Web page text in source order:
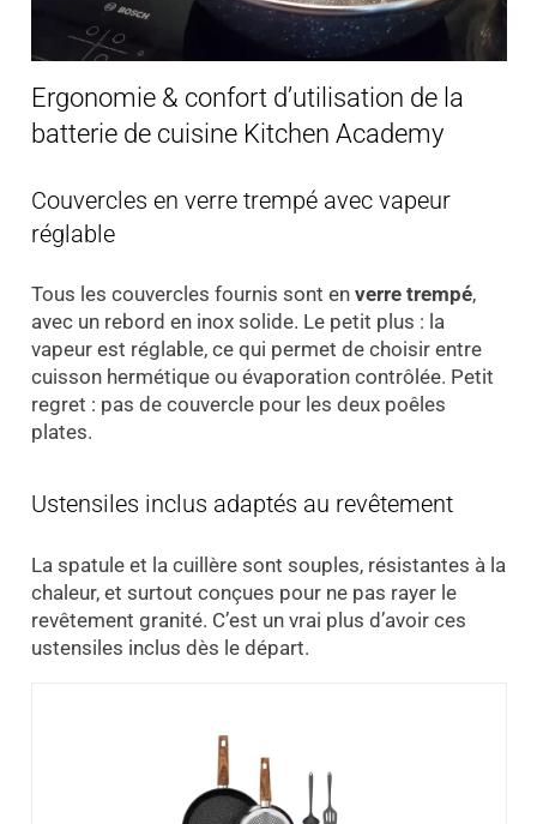
Ergonomie & confort d’utilisation de la
batterie de cuisine Kitchen Academy
Couvercles en verre trempé avec vapeur
réglable
Tous les couvercles fournis sont en verre trempé,
avec un rebord en inox solide. Le petit plus : la
vapeur est réglable, ce qui permet de choisir entre
cuisson hermétique ou évaporation contrôlée. Petit
regret : pas de couvercle pour les deux poêles
plates.
Ustensiles inclus adaptés au revêtement
La spatule et la cuillère sont souples, résistantes à la
chaleur, et surtout conçues pour ne pas rayer le
revêtement granité. C’est un vrai plus d’avoir ces
ustensiles inclus dès le départ.